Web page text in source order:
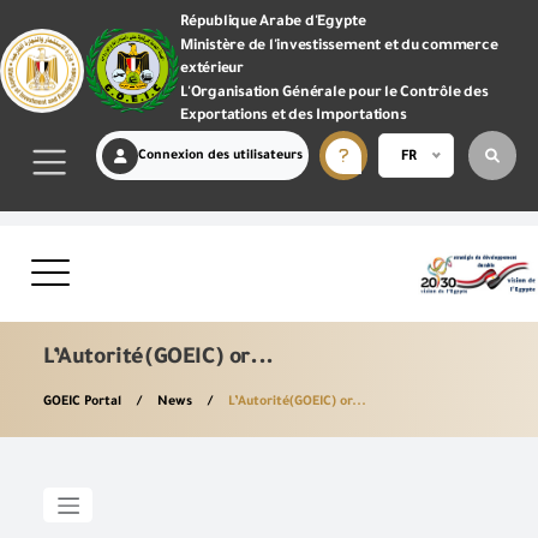
République Arabe d'Egypte
Ministère de l'investissement et du commerce
extérieur
L'Organisation Générale pour le Contrôle des
Exportations et des Importations
Connexion des utilisateurs FR
L’Autorité(GOEIC) or...
GOEIC Portal News L’Autorité(GOEIC) or...